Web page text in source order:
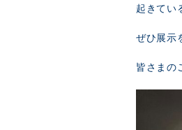
起きてい
ぜひ展示
皆さまの